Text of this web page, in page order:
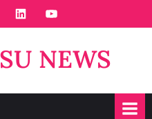
LinkedinYoutube
NEWS